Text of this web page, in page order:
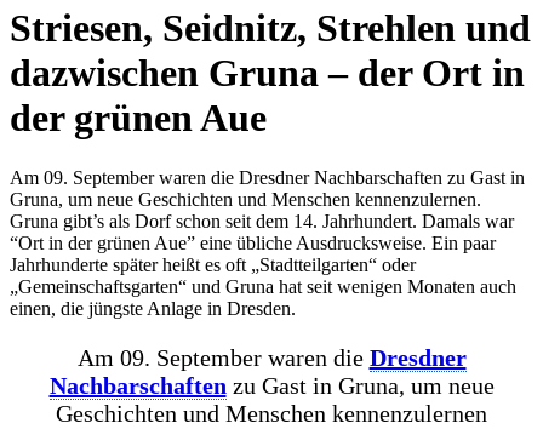
Striesen, Seidnitz, Strehlen und
dazwischen Gruna – der Ort in
der grünen Aue
Am 09. September waren die Dresdner Nachbarschaften zu Gast in
Gruna, um neue Geschichten und Menschen kennenzulernen.
Gruna gibt’s als Dorf schon seit dem 14. Jahrhundert. Damals war
“Ort in der grünen Aue” eine übliche Ausdrucksweise. Ein paar
Jahrhunderte später heißt es oft „Stadtteilgarten“ oder
„Gemeinschaftsgarten“ und Gruna hat seit wenigen Monaten auch
einen, die jüngste Anlage in Dresden.
Am 09. September waren die Dresdner
Nachbarschaften zu Gast in Gruna, um neue
Geschichten und Menschen kennenzulernen